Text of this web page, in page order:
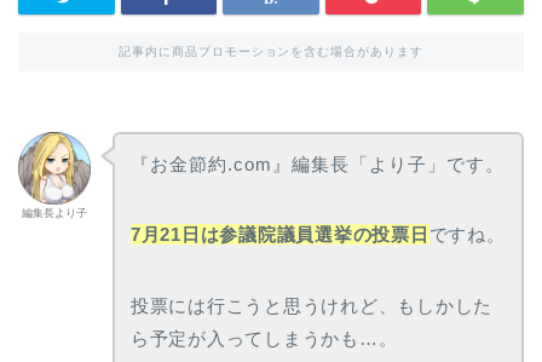
記事内に商品プロモーションを含む場合があります
編集長より子
『お金節約.com』編集長「より子」です。
7月21日は参議院議員選挙の投票日 ですね。
投票には行こうと思うけれど、もしかした
ら予定が入ってしまうかも…。